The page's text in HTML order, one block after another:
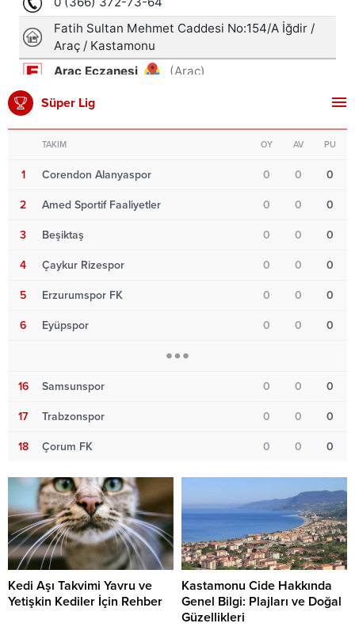
Süper Lig
TAKIM OY AV PU
1 Corendon Alanyaspor 0 0 0
2 Amed Sportif Faaliyetler 0 0 0
3 Beşiktaş 0 0 0
4 Çaykur Rizespor 0 0 0
5 Erzurumspor FK 0 0 0
6 Eyüpspor 0 0 0
16 Samsunspor 0 0 0
17 Trabzonspor 0 0 0
18 Çorum FK 0 0 0
Kedi Aşı Takvimi Yavru ve
Yetişkin Kediler İçin Rehber
Kastamonu Cide Hakkında
Genel Bilgi: Plajları ve Doğal
Güzellikleri